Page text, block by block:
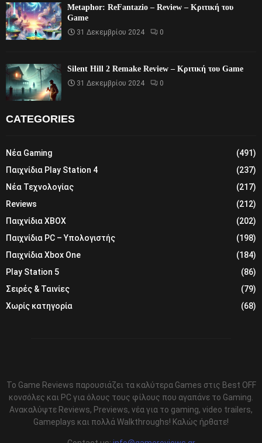
Metaphor: ReFantazio – Review – Κριτική του
Game
31 Δεκεμβρίου 2024 0
Silent Hill 2 Remake Review – Κριτική του Game
31 Δεκεμβρίου 2024 0
CATEGORIES
Νέα Gaming
(491)
Παιχνίδια Play Station 4
(237)
Νέα Τεχνολογίας
(217)
Reviews
(212)
Παιχνίδια XBOX
(202)
Παιχνίδια PC – Υπολογιστής
(198)
Παιχνίδια Xbox One
(184)
Play Station 5
(86)
Σειρές & Ταινίες
(79)
Χωρίς κατηγορία
(68)
Το Game Reviews παρουσιάζει τα καλύτερα Games στις Best OFF
κονσόλες και PC για όλους τους φίλους που αγαπάνε το Gaming.
Ανακαλύψτε Reviews, Previews, νέα για το gaming, video trailers,
Gameplays και πολλά Walkthroughs! Καλώς ήρθατε!